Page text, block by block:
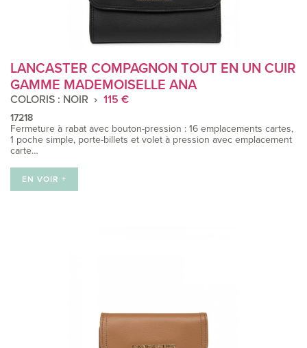
LANCASTER COMPAGNON TOUT EN UN CUIR
GAMME MADEMOISELLE ANA
COLORIS : NOIR 115 €
17218
Fermeture à rabat avec bouton-pression : 16 emplacements cartes,
1 poche simple, porte-billets et volet à pression avec emplacement
carte…
EN VOIR +